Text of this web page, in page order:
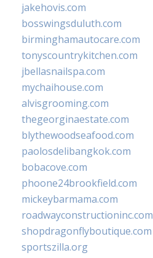
jakehovis.com
bosswingsduluth.com
birminghamautocare.com
tonyscountrykitchen.com
jbellasnailspa.com
mychaihouse.com
alvisgrooming.com
thegeorginaestate.com
blythewoodseafood.com
paolosdelibangkok.com
bobacove.com
phoone24brookfield.com
mickeybarmama.com
roadwayconstructioninc.com
shopdragonflyboutique.com
sportszilla.org